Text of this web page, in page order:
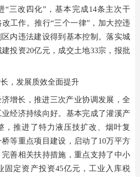
“三改四化”，基本完成14条主次干
工作。推行“三个一律”，加大控违
内违法建设得到基本控制。落实城
投资20亿元，成交土地33宗，报批
，发展质效全面提升
增长，推进三次产业协调发展，全
经济持续向好。基本完成了灌溪产
，推进了特力液压技扩改、烟叶复
等重点项目建设，启动了10万平方
善相关扶持措施，重点支持了中小
固定资产投资45亿元，工业入库税